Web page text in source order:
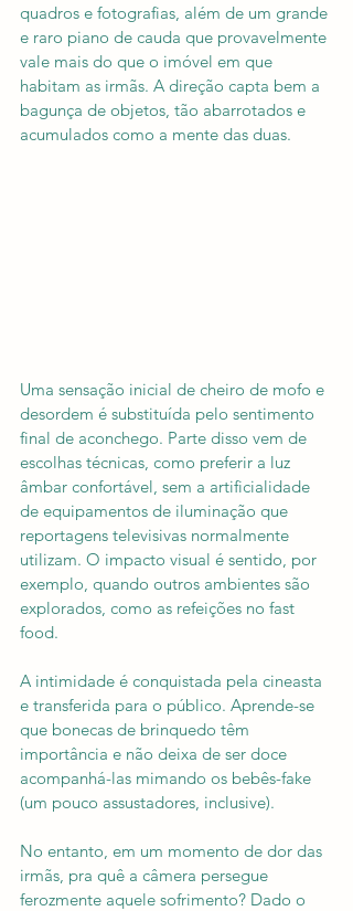
quadros e fotografias, além de um grande
e raro piano de cauda que provavelmente
vale mais do que o imóvel em que
habitam as irmãs. A direção capta bem a
bagunça de objetos, tão abarrotados e
acumulados como a mente das duas.
Uma sensação inicial de cheiro de mofo e
desordem é substituída pelo sentimento
final de aconchego. Parte disso vem de
escolhas técnicas, como preferir a luz
âmbar confortável, sem a artificialidade
de equipamentos de iluminação que
reportagens televisivas normalmente
utilizam. O impacto visual é sentido, por
exemplo, quando outros ambientes são
explorados, como as refeições no fast
food.
A intimidade é conquistada pela cineasta
e transferida para o público. Aprende-se
que bonecas de brinquedo têm
importância e não deixa de ser doce
acompanhá-las mimando os bebês-fake
(um pouco assustadores, inclusive).
No entanto, em um momento de dor das
irmãs, pra quê a câmera persegue
ferozmente aquele sofrimento? Dado o